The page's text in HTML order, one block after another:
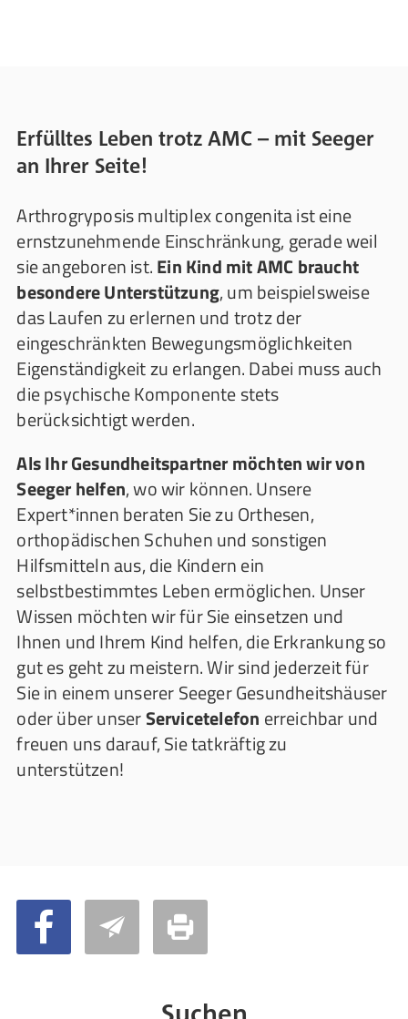
Erfülltes Leben trotz AMC – mit Seeger
an Ihrer Seite!
Arthrogryposis multiplex congenita ist eine
ernstzunehmende Einschränkung, gerade weil
sie angeboren ist.Ein Kind mit AMC braucht
besondere Unterstützung, um beispielsweise
das Laufen zu erlernen und trotz der
eingeschränkten Bewegungsmöglichkeiten
Eigenständigkeit zu erlangen. Dabei muss auch
die psychische Komponente stets
berücksichtigt werden.
Als Ihr Gesundheitspartner möchten wir von
Seeger helfen, wo wir können. Unsere
Expert*innen beraten Sie zu Orthesen,
orthopädischen Schuhen und sonstigen
Hilfsmitteln aus, die Kindern ein
selbstbestimmtes Leben ermöglichen. Unser
Wissen möchten wir für Sie einsetzen und
Ihnen und Ihrem Kind helfen, die Erkrankung so
gut es geht zu meistern. Wir sind jederzeit für
Sie in einem unserer Seeger Gesundheitshäuser
oder über unserServicetelefon erreichbar und
freuen uns darauf, Sie tatkräftig zu
unterstützen!
Suchen